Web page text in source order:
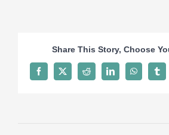
Share This Story, Choose
Facebook
X Reddit LinkedInWhatsApp